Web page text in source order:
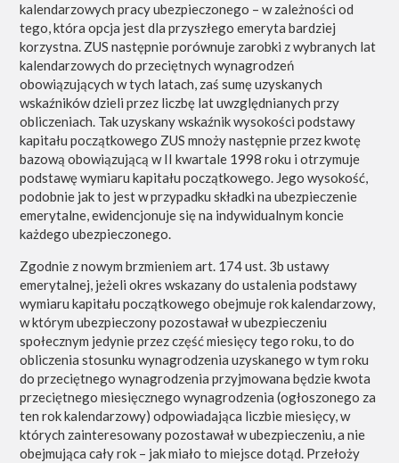
kalendarzowych pracy ubezpieczonego – w zależności od
tego, która opcja jest dla przyszłego emeryta bardziej
korzystna. ZUS następnie porównuje zarobki z wybranych lat
kalendarzowych do przeciętnych wynagrodzeń
obowiązujących w tych latach, zaś sumę uzyskanych
wskaźników dzieli przez liczbę lat uwzględnianych przy
obliczeniach. Tak uzyskany wskaźnik wysokości podstawy
kapitału początkowego ZUS mnoży następnie przez kwotę
bazową obowiązującą w II kwartale 1998 roku i otrzymuje
podstawę wymiaru kapitału początkowego. Jego wysokość,
podobnie jak to jest w przypadku składki na ubezpieczenie
emerytalne, ewidencjonuje się na indywidualnym koncie
każdego ubezpieczonego.
Zgodnie z nowym brzmieniem art. 174 ust. 3b ustawy
emerytalnej, jeżeli okres wskazany do ustalenia podstawy
wymiaru kapitału początkowego obejmuje rok kalendarzowy,
w którym ubezpieczony pozostawał w ubezpieczeniu
społecznym jedynie przez część miesięcy tego roku, to do
obliczenia stosunku wynagrodzenia uzyskanego w tym roku
do przeciętnego wynagrodzenia przyjmowana będzie kwota
przeciętnego miesięcznego wynagrodzenia (ogłoszonego za
ten rok kalendarzowy) odpowiadająca liczbie miesięcy, w
których zainteresowany pozostawał w ubezpieczeniu, a nie
obejmująca cały rok – jak miało to miejsce dotąd. Przełoży